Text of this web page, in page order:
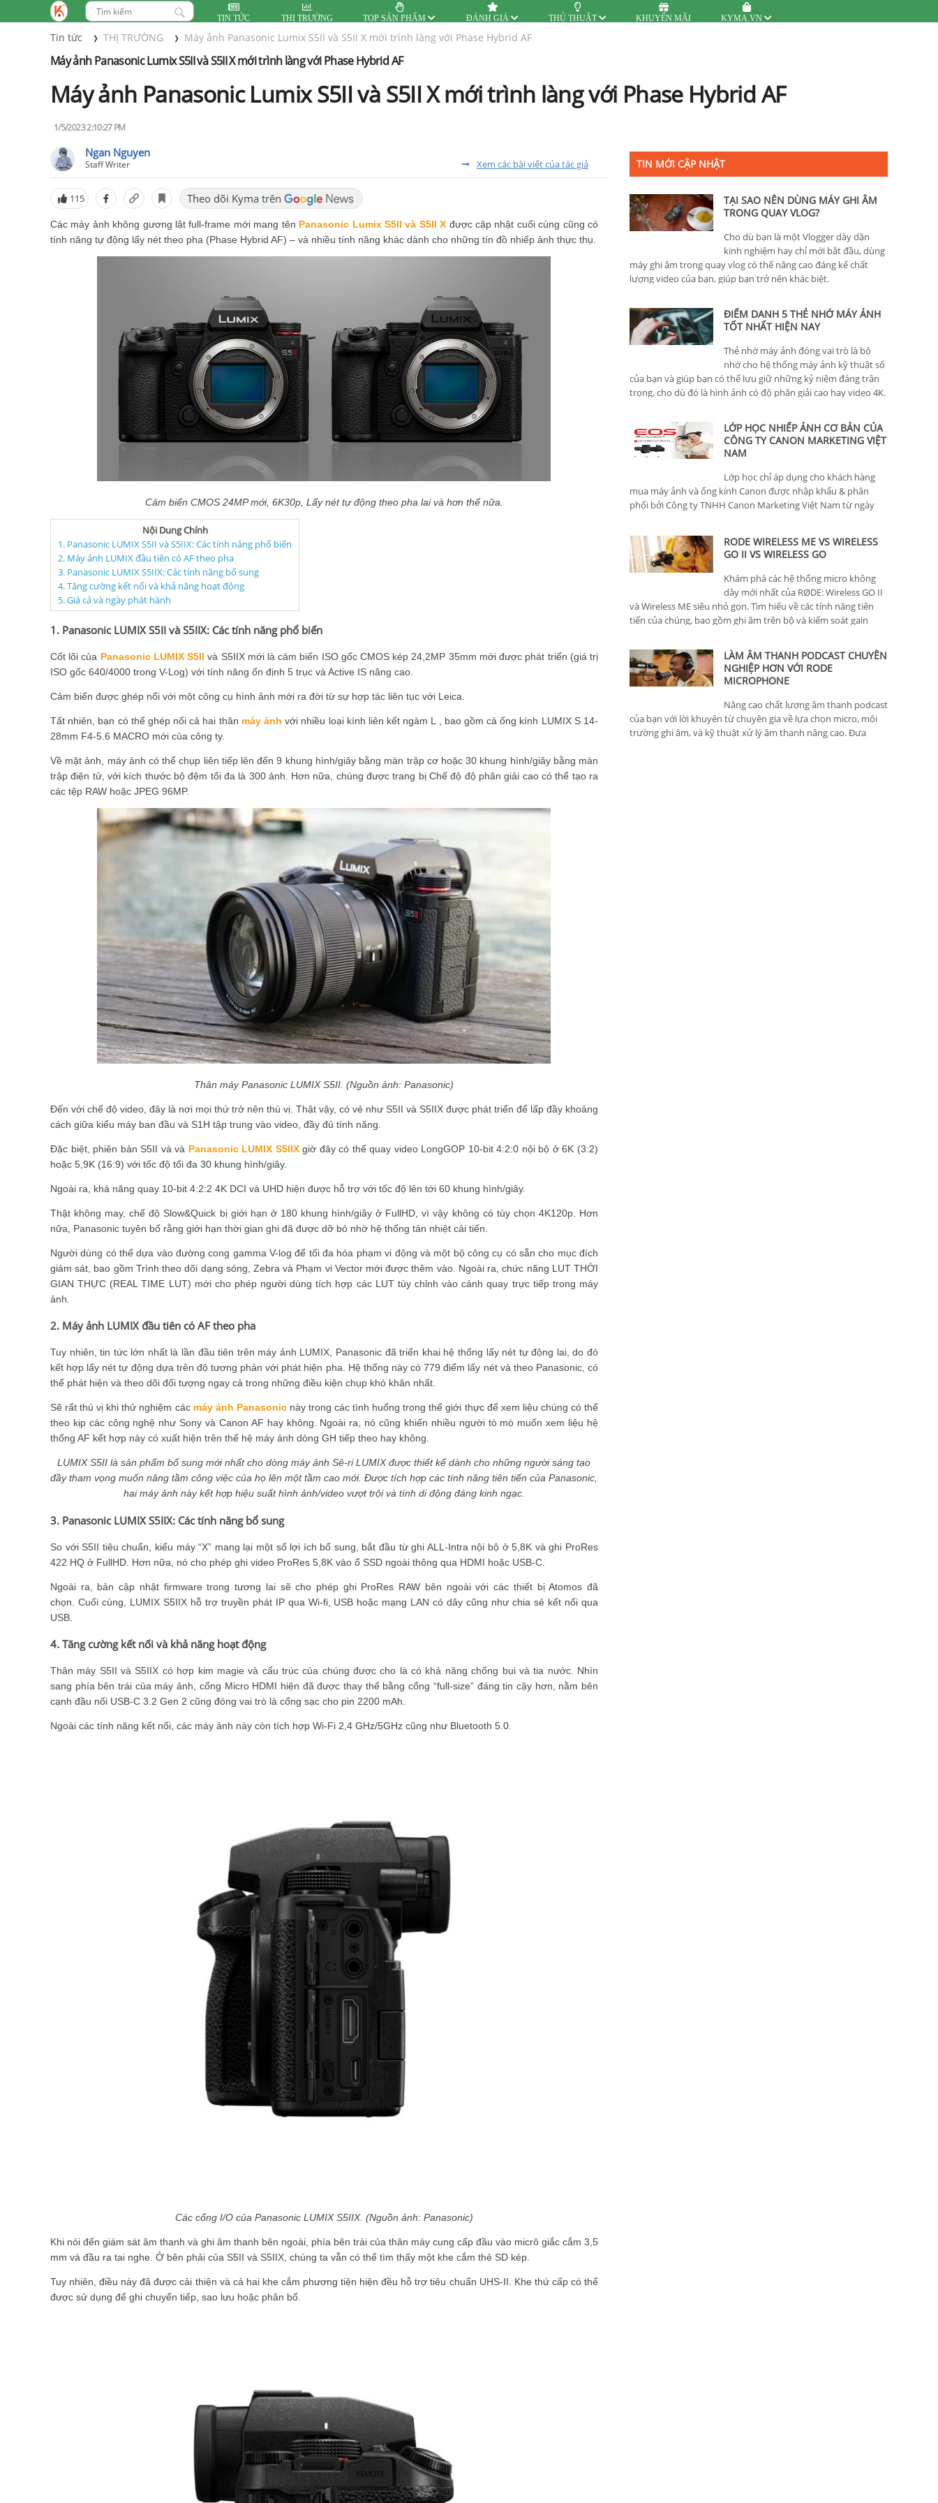
TIN TỨC THỊ TRƯỜNG TOP SẢN PHẨM ĐÁNH GIÁ THỦ THUẬT KHUYẾN MÃI KYMA.VN
Tin tức THỊ TRƯỜNG Máy ảnh Panasonic Lumix S5II và S5II X mới trình làng với Phase Hybrid AF
Máy ảnh Panasonic Lumix S5II và S5II X mới trình làng với Phase Hybrid AF
Máy ảnh Panasonic Lumix S5II và S5II X mới trình làng với Phase Hybrid AF
1/5/2023 2:10:27 PM
Ngan Nguyen
Staff Writer Xem các bài viết của tác giả
115 Theo dõi Kyma trên
Các máy ảnh không gương lật full-frame mới mang tên Panasonic Lumix S5II và S5II X được cập nhật cuối cùng cũng có
tính năng tự động lấy nét theo pha (Phase Hybrid AF) – và nhiều tính năng khác dành cho những tín đồ nhiếp ảnh thực thụ.
Cảm biến CMOS 24MP mới, 6K30p, Lấy nét tự động theo pha lai và hơn thế nữa.
Nội Dung Chính
1. Panasonic LUMIX S5II và S5IIX: Các tính năng phổ biến
2. Máy ảnh LUMIX đầu tiên có AF theo pha
3. Panasonic LUMIX S5IIX: Các tính năng bổ sung
4. Tăng cường kết nối và khả năng hoạt động
5. Giá cả và ngày phát hành
1. Panasonic LUMIX S5II và S5IIX: Các tính năng phổ biến
Cốt lõi của Panasonic LUMIX S5II và S5IIX mới là cảm biến ISO gốc CMOS kép 24,2MP 35mm mới được phát triển (giá trị
ISO gốc 640/4000 trong V-Log) với tính năng ổn định 5 trục và Active IS nâng cao.
Cảm biến được ghép nối với một công cụ hình ảnh mới ra đời từ sự hợp tác liên tục với Leica.
Tất nhiên, bạn có thể ghép nối cả hai thân máy ảnh với nhiều loại kính liên kết ngàm L , bao gồm cả ống kính LUMIX S 14-
28mm F4-5.6 MACRO mới của công ty.
Về mặt ảnh, máy ảnh có thể chụp liên tiếp lên đến 9 khung hình/giây bằng màn trập cơ hoặc 30 khung hình/giây bằng màn
trập điện tử, với kích thước bộ đệm tối đa là 300 ảnh. Hơn nữa, chúng được trang bị Chế độ độ phân giải cao có thể tạo ra
các tệp RAW hoặc JPEG 96MP.
Thân máy Panasonic LUMIX S5II. (Nguồn ảnh: Panasonic)
Đến với chế độ video, đây là nơi mọi thứ trở nên thú vị. Thật vậy, có vẻ như S5II và S5IIX được phát triển để lấp đầy khoảng
cách giữa kiểu máy ban đầu và S1H tập trung vào video, đầy đủ tính năng.
Đặc biệt, phiên bản S5II và và Panasonic LUMIX S5IIXgiờ đây có thể quay video LongGOP 10-bit 4:2:0 nội bộ ở 6K (3:2)
hoặc 5,9K (16:9) với tốc độ tối đa 30 khung hình/giây.
Ngoài ra, khả năng quay 10-bit 4:2:2 4K DCI và UHD hiện được hỗ trợ với tốc độ lên tới 60 khung hình/giây.
Thật không may, chế độ Slow&Quick bị giới hạn ở 180 khung hình/giây ở FullHD, vì vậy không có tùy chọn 4K120p. Hơn
nữa, Panasonic tuyên bố rằng giới hạn thời gian ghi đã được dỡ bỏ nhờ hệ thống tản nhiệt cải tiến.
Người dùng có thể dựa vào đường cong gamma V-log để tối đa hóa phạm vi động và một bộ công cụ có sẵn cho mục đích
giám sát, bao gồm Trình theo dõi dạng sóng, Zebra và Phạm vi Vector mới được thêm vào. Ngoài ra, chức năng LUT THỜI
GIAN THỰC (REAL TIME LUT) mới cho phép người dùng tích hợp các LUT tùy chỉnh vào cảnh quay trực tiếp trong máy
ảnh.
2. Máy ảnh LUMIX đầu tiên có AF theo pha
Tuy nhiên, tin tức lớn nhất là lần đầu tiên trên máy ảnh LUMIX, Panasonic đã triển khai hệ thống lấy nét tự động lai, do đó
kết hợp lấy nét tự động dựa trên độ tương phản với phát hiện pha. Hệ thống này có 779 điểm lấy nét và theo Panasonic, có
thể phát hiện và theo dõi đối tượng ngay cả trong những điều kiện chụp khó khăn nhất.
Sẽ rất thú vị khi thử nghiệm các máy ảnh Panasonicnày trong các tình huống trong thế giới thực để xem liệu chúng có thể
theo kịp các công nghệ như Sony và Canon AF hay không. Ngoài ra, nó cũng khiến nhiều người tò mò muốn xem liệu hệ
thống AF kết hợp này có xuất hiện trên thế hệ máy ảnh dòng GH tiếp theo hay không.
LUMIX S5II là sản phẩm bổ sung mới nhất cho dòng máy ảnh Sê-ri LUMIX được thiết kế dành cho những người sáng tạo
đầy tham vọng muốn nâng tầm công việc của họ lên một tầm cao mới. Được tích hợp các tính năng tiên tiến của Panasonic,
hai máy ảnh này kết hợp hiệu suất hình ảnh/video vượt trội và tính di động đáng kinh ngạc.
3. Panasonic LUMIX S5IIX: Các tính năng bổ sung
So với S5II tiêu chuẩn, kiểu máy “X” mang lại một số lợi ích bổ sung, bắt đầu từ ghi ALL-Intra nội bộ ở 5,8K và ghi ProRes
422 HQ ở FullHD. Hơn nữa, nó cho phép ghi video ProRes 5,8K vào ổ SSD ngoài thông qua HDMI hoặc USB-C.
Ngoài ra, bản cập nhật firmware trong tương lai sẽ cho phép ghi ProRes RAW bên ngoài với các thiết bị Atomos đã
chọn. Cuối cùng, LUMIX S5IIX hỗ trợ truyền phát IP qua Wi-fi, USB hoặc mạng LAN có dây cũng như chia sẻ kết nối qua
USB.
4. Tăng cường kết nối và khả năng hoạt động
Thân máy S5II và S5IIX có hợp kim magie và cấu trúc của chúng được cho là có khả năng chống bụi và tia nước. Nhìn
sang phía bên trái của máy ảnh, cổng Micro HDMI hiện đã được thay thế bằng cổng “full-size” đáng tin cậy hơn, nằm bên
cạnh đầu nối USB-C 3.2 Gen 2 cũng đóng vai trò là cổng sạc cho pin 2200 mAh.
Ngoài các tính năng kết nối, các máy ảnh này còn tích hợp Wi-Fi 2,4 GHz/5GHz cũng như Bluetooth 5.0.
Các cổng I/O của Panasonic LUMIX S5IIX. (Nguồn ảnh: Panasonic)
Khi nói đến giám sát âm thanh và ghi âm thanh bên ngoài, phía bên trái của thân máy cung cấp đầu vào micrô giắc cắm 3,5
mm và đầu ra tai nghe. Ở bên phải của S5II và S5IIX, chúng ta vẫn có thể tìm thấy một khe cắm thẻ SD kép.
Tuy nhiên, điều này đã được cải thiện và cả hai khe cắm phương tiện hiện đều hỗ trợ tiêu chuẩn UHS-II. Khe thứ cấp có thể
được sử dụng để ghi chuyển tiếp, sao lưu hoặc phân bổ.
TIN MỚI CẬP NHẬT
TẠI SAO NÊN DÙNG MÁY GHI ÂM
TRONG QUAY VLOG?
Cho dù bạn là một Vlogger dày dặn
kinh nghiệm hay chỉ mới bắt đầu, dùng
máy ghi âm trong quay vlog có thể nâng cao đáng kể chất
lượng video của bạn, giúp bạn trở nên khác biệt.
ĐIỂM DANH 5 THẺ NHỚ MÁY ẢNH
TỐT NHẤT HIỆN NAY
Thẻ nhớ máy ảnh đóng vai trò là bộ
nhớ cho hệ thống máy ảnh kỹ thuật số
của bạn và giúp bạn có thể lưu giữ những kỷ niệm đáng trân
trọng, cho dù đó là hình ảnh có độ phân giải cao hay video 4K.
LỚP HỌC NHIẾP ẢNH CƠ BẢN CỦA
CÔNG TY CANON MARKETING VIỆT
NAM
Lớp học chỉ áp dụng cho khách hàng
mua máy ảnh và ống kính Canon được nhập khẩu & phân
phối bởi Công ty TNHH Canon Marketing Việt Nam từ ngày
RODE WIRELESS ME VS WIRELESS
GO II VS WIRELESS GO
Khám phá các hệ thống micro không
dây mới nhất của RØDE: Wireless GO II
và Wireless ME siêu nhỏ gọn. Tìm hiểu về các tính năng tiên
tiến của chúng, bao gồm ghi âm trên bộ và kiểm soát gain
LÀM ÂM THANH PODCAST CHUYÊN
NGHIỆP HƠN VỚI RODE
MICROPHONE
Nâng cao chất lượng âm thanh podcast
của bạn với lời khuyên từ chuyên gia về lựa chọn micro, môi
trường ghi âm, và kỹ thuật xử lý âm thanh nâng cao. Đưa